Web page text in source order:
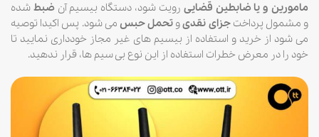
مامورین و یا ضابطین قضایی رویت شود، دستگاه بیسیم آنضبط شده
و مشمول پرداختجزای نقدیو تحمل حبس می شود. پس اکیدا توصیه
می شود از خرید و استفاده از بیسیم های غیر مجاز خودداری نمایید تا
خود را در معرض خطرات استفاده از این نوع بی سیم ها، قرار ندهید.